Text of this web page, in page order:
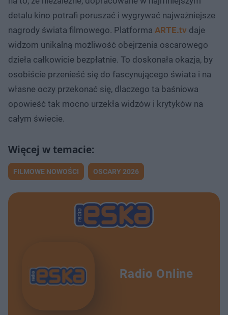
detalu kino potrafi poruszać i wygrywać najważniejsze
nagrody świata filmowego. Platforma ARTE.tv daje
widzom unikalną możliwość obejrzenia oscarowego
dzieła całkowicie bezpłatnie. To doskonała okazja, by
osobiście przenieść się do fascynującego świata i na
własne oczy przekonać się, dlaczego ta baśniowa
opowieść tak mocno urzekła widzów i krytyków na
całym świecie.
FILMOWE NOWOŚCI OSCARY 2026
Radio Online